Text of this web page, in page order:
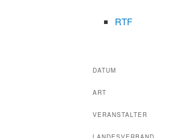
RTF
DATUM
ART
VERANSTALTER